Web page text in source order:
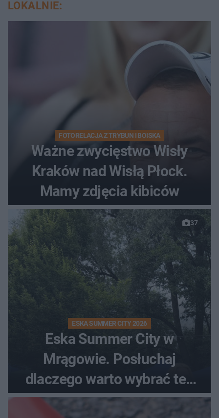
LOKALNIE:
FOTORELACJA Z TRYBUN I BOISKA
Ważne zwycięstwo Wisły
Kraków nad Wisłą Płock.
Mamy zdjęcia kibiców
37
ESKA SUMMER CITY 2026
Eska Summer City w
Mrągowie. Posłuchaj
dlaczego warto wybrać ten
kierunek na urlop!